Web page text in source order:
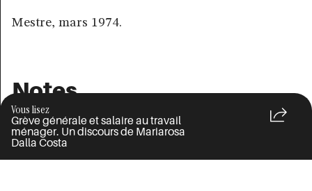
Vous lisez
Grève générale et salaire au travail
ménager. Un discours de Mariarosa
Dalla Costa
Mestre, mars 1974.
Notes
[1]C’est-à-dire des structures d’assistance
sociale, gérées par l’État, pour diffé­rentes